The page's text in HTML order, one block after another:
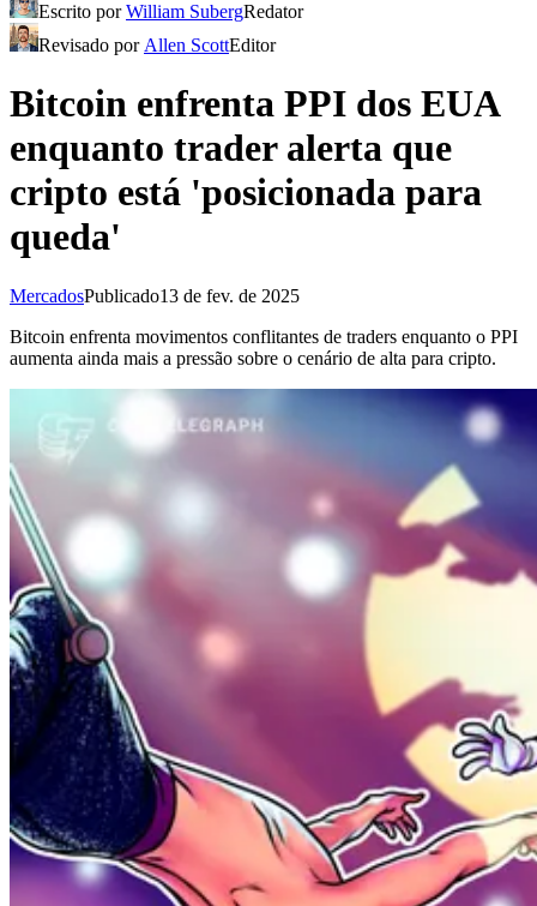
Escrito porWilliam SubergRedator
Revisado por Allen ScottEditor
Bitcoin enfrenta PPI dos EUA
enquanto trader alerta que
cripto está 'posicionada para
queda'
MercadosPublicado13 de fev. de 2025
Bitcoin enfrenta movimentos conflitantes de traders enquanto o PPI
aumenta ainda mais a pressão sobre o cenário de alta para cripto.